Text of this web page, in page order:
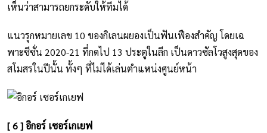
เห็นว่าสามารถยกระดับให้ทีมได้
แนวรุกหมายเลข 10 ของกิเลนผยองเป็นฟันเฟืองสำคัญ โดยเฉ
พาะซีซั่น 2020-21 ที่กดไป 13 ประตูในลีก เป็นดาวซัลโวสูงสุดของ
สโมสรในปีนั้น ทั้งๆ ที่ไม่ได้เล่นตำแหน่งศูนย์หน้า
[ 6 ] อิกอร์ เซอร์เกเยฟ